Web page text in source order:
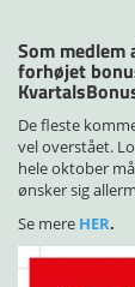
Som
forhøjet
De fleste
vel overstået.
hele oktober
ønsker sig
Se mere HER.